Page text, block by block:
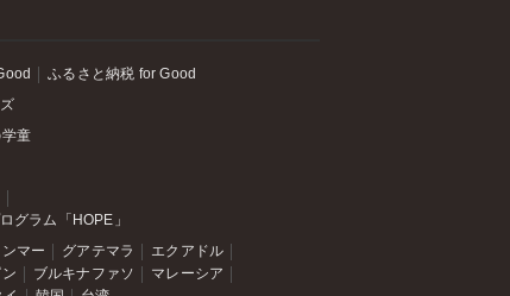
ふるさと納税 for Good
童
グラム「HOPE」
ンマー グアテマラ
エクアドル
ブルキナファソ
マレーシア